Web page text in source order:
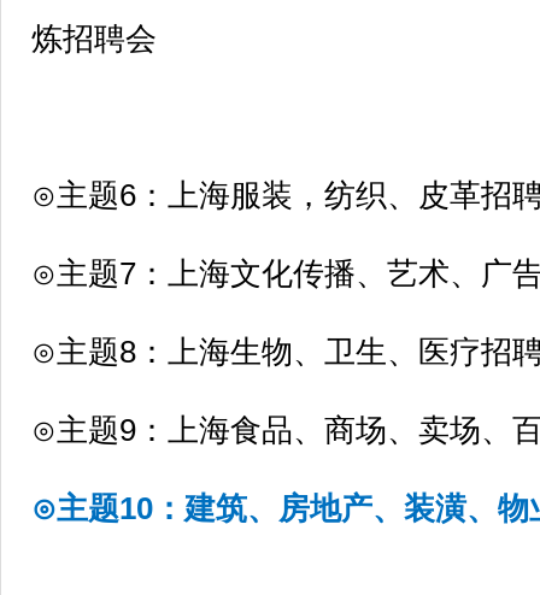
炼招聘会
⊙主题6：上海服装，纺织、皮革招
⊙主题7：上海文化传播、艺术、广
⊙主题8：上海生物、卫生、医疗招
⊙主题9：上海食品、商场、卖场、
⊙主题10：建筑、房地产、装潢、物